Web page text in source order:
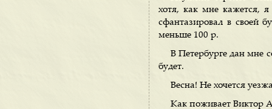
хотя, как мне кажется,
сфантазировал в своей
меньше 100 р.
В Петербурге дан мне
будет.
Весна! Не хочется
Как поживает Виктор